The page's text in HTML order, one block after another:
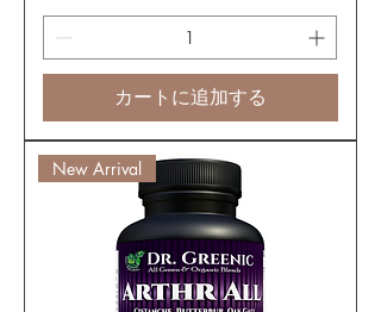
カートに追加する
New Arrival